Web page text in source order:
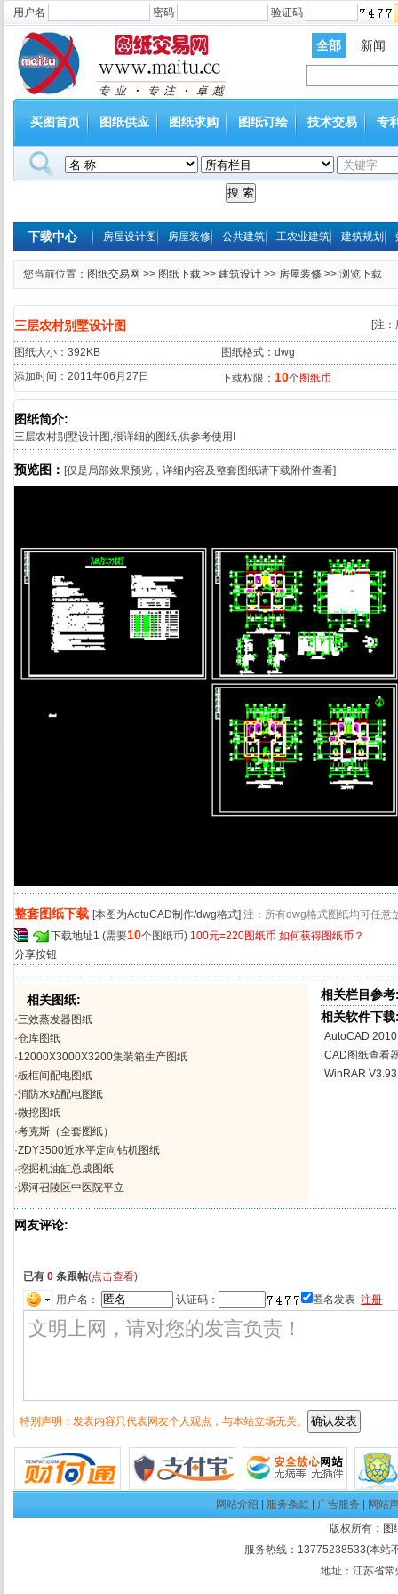
用户名 密码 验证码
全部 新闻
买图首页 图纸供应 图纸求购 图纸订绘 技术交易 专
下载中心 房屋设计图 房屋装修 公共建筑 工农业建筑 建筑规划
您当前位置： 图纸交易网 >> 图纸下载 >> 建筑设计 >> 房屋装修 >> 浏览下载
三层农村别墅设计图 [注
图纸大小：392KB
图纸格式：dwg
添加时间：2011年06月27日
下载权限： 10个 图纸币
图纸简介:
三层农村别墅设计图,很详细的图纸,供参考使用!
预览图： [仅是局部效果预览，详细内容及整套图纸请下载附件查看]
整套图纸下载 [本图为AotuCAD制作/dwg格式] 注：所有dwg格式图纸均可任意
下载地址1 (需要10个图纸币) 100元=220图纸币 如何获得图纸币？
分享按钮
相关图纸:
·三效蒸发器图纸
·仓库图纸
·12000X3000X3200集装箱生产图纸
·板框间配电图纸
·消防水站配电图纸
·微挖图纸
·考克斯（全套图纸）
·ZDY3500近水平定向钻机图纸
·挖掘机油缸总成图纸
·漯河召陵区中医院平立
相关栏目参
相关软件下
AutoCAD
CAD图纸查看
WinRAR
网友评论:
已有 0 条跟帖(点击查看)
用户名：
认证码： 匿名发表 注册
特别声明：发表内容只代表网友个人观点，与本站立场无关。
网站介绍 服务条款 广告服务
网站
版权所有： 图
服务热线：13775238533(本站
地址：江苏省